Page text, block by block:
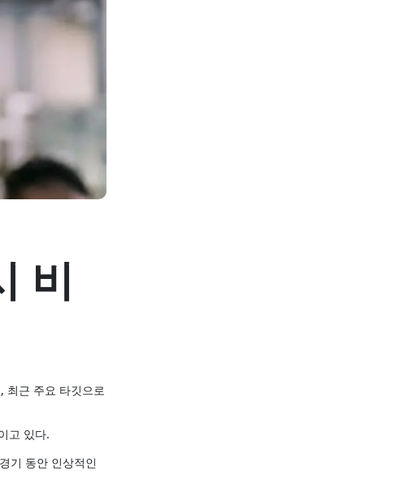
비
최근 주요 타깃으로
고 있다.
기 동안 인상적인